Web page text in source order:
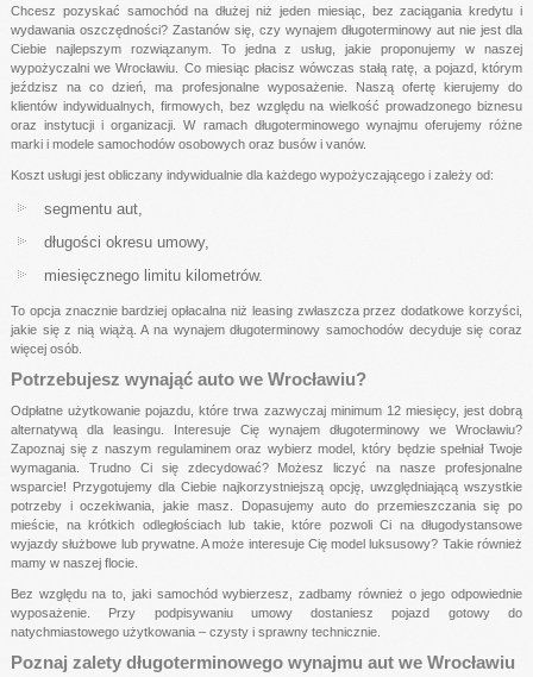
Chcesz pozyskać samochód na dłużej niż jeden miesiąc, bez zaciągania kredytu i
wydawania oszczędności? Zastanów się, czy wynajem długoterminowy aut nie jest dla
Ciebie najlepszym rozwiązanym. To jedna z usług, jakie proponujemy w naszej
wypożyczalni we Wrocławiu. Co miesiąc płacisz wówczas stałą ratę, a pojazd, którym
jeździsz na co dzień, ma profesjonalne wyposażenie. Naszą ofertę kierujemy do
klientów indywidualnych, firmowych, bez względu na wielkość prowadzonego biznesu
oraz instytucji i organizacji. W ramach długoterminowego wynajmu oferujemy różne
marki i modele samochodów osobowych oraz busów i vanów.
Koszt usługi jest obliczany indywidualnie dla każdego wypożyczającego i zależy od:
segmentu aut,
długości okresu umowy,
miesięcznego limitu kilometrów.
To opcja znacznie bardziej opłacalna niż leasing zwłaszcza przez dodatkowe korzyści,
jakie się z nią wiążą. A na wynajem długoterminowy samochodów decyduje się coraz
więcej osób.
Potrzebujesz wynająć auto we Wrocławiu?
Odpłatne użytkowanie pojazdu, które trwa zazwyczaj minimum 12 miesięcy, jest dobrą
alternatywą dla leasingu. Interesuje Cię wynajem długoterminowy we Wrocławiu?
Zapoznaj się z naszym regulaminem oraz wybierz model, który będzie spełniał Twoje
wymagania. Trudno Ci się zdecydować? Możesz liczyć na nasze profesjonalne
wsparcie! Przygotujemy dla Ciebie najkorzystniejszą opcję, uwzględniającą wszystkie
potrzeby i oczekiwania, jakie masz. Dopasujemy auto do przemieszczania się po
mieście, na krótkich odległościach lub takie, które pozwoli Ci na długodystansowe
wyjazdy służbowe lub prywatne. A może interesuje Cię model luksusowy? Takie również
mamy w naszej flocie.
Bez względu na to, jaki samochód wybierzesz, zadbamy również o jego odpowiednie
wyposażenie. Przy podpisywaniu umowy dostaniesz pojazd gotowy do
natychmiastowego użytkowania – czysty i sprawny technicznie.
Poznaj zalety długoterminowego wynajmu aut we Wrocławiu